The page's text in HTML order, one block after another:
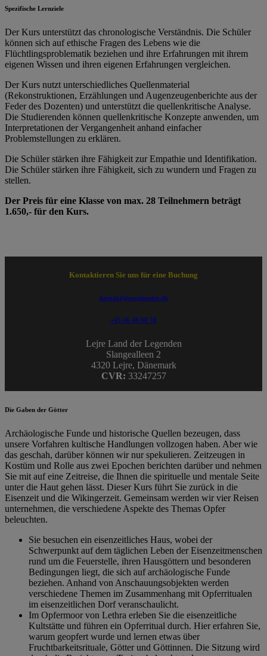
Spezifische Lernziele
Der Kurs unterstützt das chronologische Verständnis. Die Schüler
können sich auf ethische Fragen des Lebens wie die
Flüchtlingsproblematik beziehen und ihre Erfahrungen mit ihrem
eigenen Wissen und ihren eigenen Erfahrungen vergleichen.
Der Kurs nutzt unterschiedliches Quellenmaterial
(Rekonstruktionen, Erzählungen und Augenzeugenberichte aus der
Feder des Dozenten) und unterstützt die quellenkritische Analyse.
Die Studierenden können quellenkritische Konzepte anwenden, um
Interpretationen der Vergangenheit anhand einfacher
Problemstellungen zu erklären.
Die Schüler stärken ihre Fähigkeit zur Empathie und Identifikation.
Die Schüler stärken ihre Fähigkeit, sich zu wundern und Fragen zu
stellen.
Der Preis für eine Klasse von max. 28 Teilnehmern beträgt
1.650,- für den Kurs.
Kontaktieren Sie uns für eine Buchung
kontakt@sagnlandet.dk
+45 46 48 08 78
Lejre Land der Legenden
Slangealleen 2
4320 Lejre, Dänemark
CVR: 33247257
Die Gaben der Götter
Archäologische Funde und historische Quellen bezeugen, dass
unsere Vorfahren kultische Handlungen vollzogen haben. Aber wie
das geschah, darüber können wir nur spekulieren. Zeitzeugen in
Kostüm und Rolle aus zwei Epochen berichten darüber und nehmen
Sie mit auf eine Zeitreise, die Ihnen die spirituelle und mentale Seite
unter die Haut gehen lässt. Dieser Kurs führt Sie zurück in die
Eisenzeit und die Wikingerzeit. Gemeinsam werden wir vier Reisen
unternehmen, die verschiedene Aspekte des Themas Opfer
beleuchten.
Sie besuchen ein eisenzeitliches Haus, wobei der
Schwerpunkt auf dem täglichen Leben der Eisenzeitmenschen
rund um die Feuerstelle, ihren Hausgöttern und besonderen
Bedingungen liegt, die sich auf archäologische Funde
beziehen. Anhand von Anschauungsobjekten werden
verschiedene Themen im Zusammenhang mit Opferritualen
im eisenzeitlichen Dorf veranschaulicht.
Im Opfermoor von Lethra erleben Sie die eisenzeitliche
Kultstätte und führen ein Opferritual durch. Hier erfahren Sie,
warum geopfert wurde und lernen etwas über
Fruchtbarkeitsrituale, Götter und Göttinnen. Die Sitzung wird